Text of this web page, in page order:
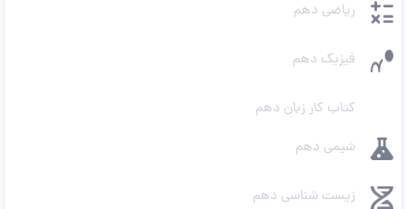
ریاضی دهم
فیزیک دهم
کتاب کار زبان دهم
شیمی دهم
زیست شناسی دهم